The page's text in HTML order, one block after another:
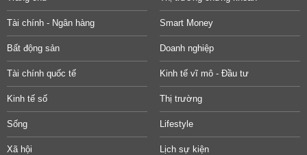
Tài chính - Ngân hàng Smart Money
Bất động sản Doanh nghiệp
Tài chính quốc tế Kinh tế vĩ mô - Đầu tư
Kinh tế số Thị trường
Sống Lifestyle
Xã hội Lịch sự kiện